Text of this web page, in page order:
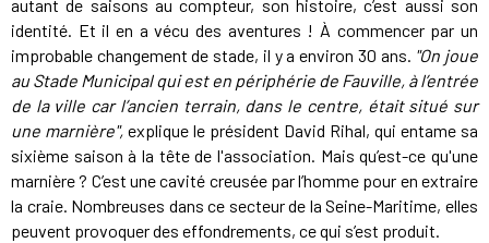
autant de saisons au compteur, son histoire, c’est aussi son
identité. Et il en a vécu des aventures ! À commencer par un
improbable changement de stade, il y a environ 30 ans. "On joue
au Stade Municipal qui est en périphérie de Fauville, à l’entrée
de la ville car l’ancien terrain, dans le centre, était situé sur
une marnière", explique le président David Rihal, qui entame sa
sixième saison à la tête de l'association. Mais qu’est-ce qu'une
marnière ? C’est une cavité creusée par l’homme pour en extraire
la craie. Nombreuses dans ce secteur de la Seine-Maritime, elles
peuvent provoquer des effondrements, ce qui s’est produit.